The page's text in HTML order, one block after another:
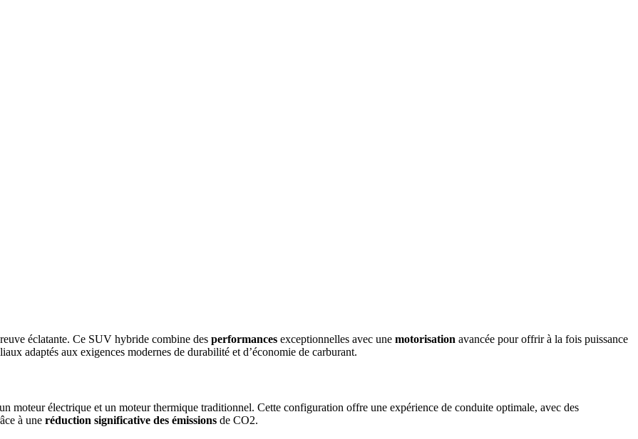
éclatante. Ce SUV hybride combine des performances exceptionnelles avec une motorisation avancée pour offrir à la fois puissance
adaptés aux exigences modernes de durabilité et d’économie de carburant.
moteur électrique et un moteur thermique traditionnel. Cette configuration offre une expérience de conduite optimale, avec des
à une réduction significative des émissions de CO2.